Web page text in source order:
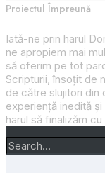
Proiectul Împreună
Iată-ne prin harul
ne apropiem mai
să oferim pe tot
Scripturii, însoțit de
de către slujitori din
experiență inedită
harul să finalizăm